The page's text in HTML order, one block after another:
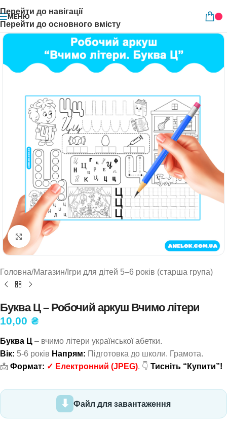
Перейти до навігації
Перейти до основного вмісту
МЕНЮ
Натисніть, щоб збільшити
Головна/Магазин/Ігри для дітей 5–6 років (старша група)
Буква Ц – Робочий аркуш Вчимо літери
10,00 ₴
Буква Ц – вчимо літери української абетки.
Вік: 5-6 років Напрям: Підготовка до школи. Грамота.
📩 Формат: ✓ Електронний (JPEG). 👇 Тисніть “Купити”!
Файл для завантаження